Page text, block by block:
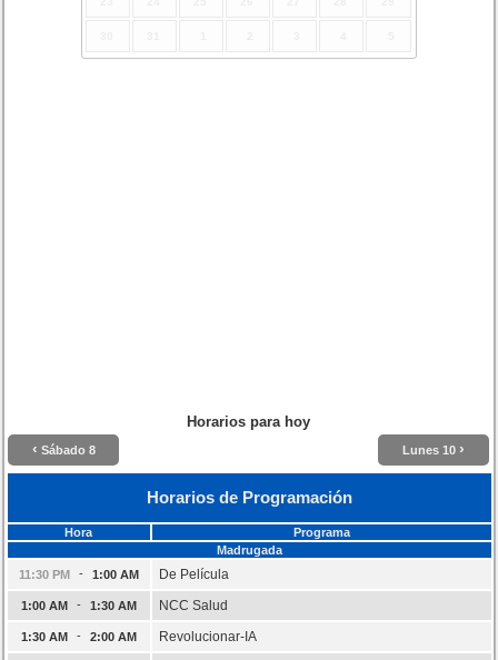
Horarios para hoy
‹ Sábado 8 Lunes 10 ›
Horarios de Programación
Hora
Programa
Madrugada
11:30 PM
- 1:00 AM De Película
1:00 AM - 1:30 AM NCC Salud
1:30 AM - 2:00 AM Revolucionar-IA